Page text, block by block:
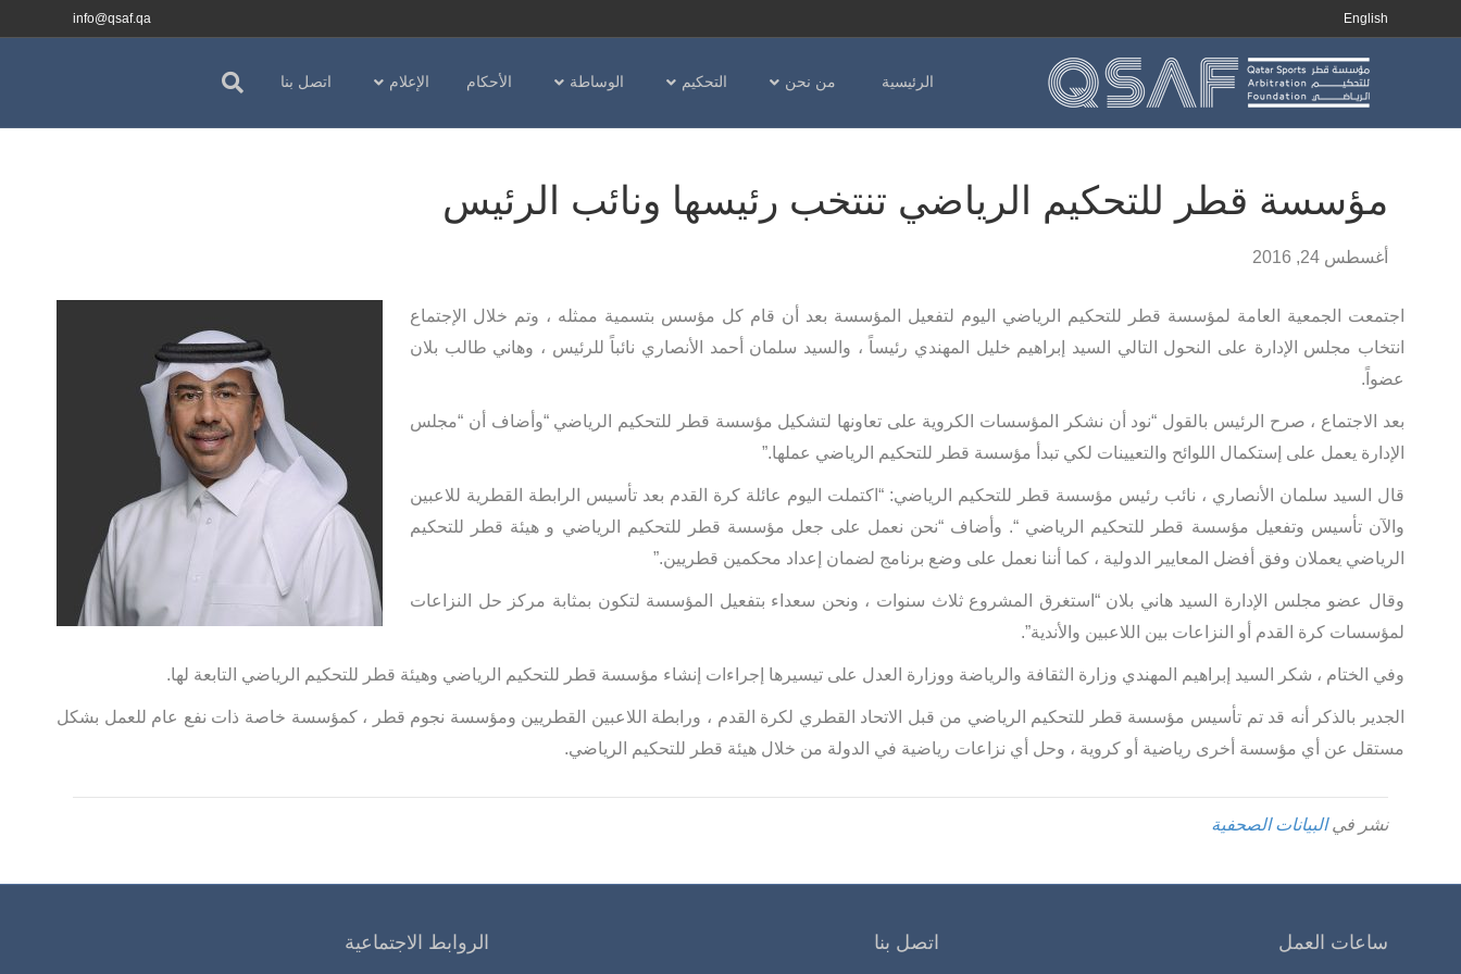
info@qsaf.qa English
الرئيسية من نحن التحكيم الوساطة الأحكام الإعلام اتصل بنا
مؤسسة قطر للتحكيم الرياضي تنتخب رئيسها ونائب الرئيس
أغسطس 24, 2016
اجتمعت الجمعية العامة لمؤسسة قطر للتحكيم الرياضي اليوم لتفعيل المؤسسة بعد أن قام كل مؤسس بتسمية ممثله ، وتم خلال الإجتماع
انتخاب مجلس الإدارة على النحول التالي السيد إبراهيم خليل المهندي رئيساً ، والسيد سلمان أحمد الأنصاري نائباً للرئيس ، وهاني طالب بلان
عضواً.
بعد الاجتماع ، صرح الرئيس بالقول “نود أن نشكر المؤسسات الكروية على تعاونها لتشكيل مؤسسة قطر للتحكيم الرياضي “وأضاف أن “مجلس
الإدارة يعمل على إستكمال اللوائح والتعيينات لكي تبدأ مؤسسة قطر للتحكيم الرياضي عملها.”
قال السيد سلمان الأنصاري ، نائب رئيس مؤسسة قطر للتحكيم الرياضي: “اكتملت اليوم عائلة كرة القدم بعد تأسيس الرابطة القطرية للاعبين
والآن تأسيس وتفعيل مؤسسة قطر للتحكيم الرياضي “. وأضاف “نحن نعمل على جعل مؤسسة قطر للتحكيم الرياضي و هيئة قطر للتحكيم
الرياضي يعملان وفق أفضل المعايير الدولية ، كما أننا نعمل على وضع برنامج لضمان إعداد محكمين قطريين.”
وقال عضو مجلس الإدارة السيد هاني بلان “استغرق المشروع ثلاث سنوات ، ونحن سعداء بتفعيل المؤسسة لتكون بمثابة مركز حل النزاعات
لمؤسسات كرة القدم أو النزاعات بين اللاعبين والأندية”.
وفي الختام ، شكر السيد إبراهيم المهندي وزارة الثقافة والرياضة ووزارة العدل على تيسيرها إجراءات إنشاء مؤسسة قطر للتحكيم الرياضي وهيئة قطر للتحكيم الرياضي التابعة لها.
الجدير بالذكر أنه قد تم تأسيس مؤسسة قطر للتحكيم الرياضي من قبل الاتحاد القطري لكرة القدم ، ورابطة اللاعبين القطريين ومؤسسة نجوم قطر ، كمؤسسة خاصة ذات نفع عام للعمل بشكل
مستقل عن أي مؤسسة أخرى رياضية أو كروية ، وحل أي نزاعات رياضية في الدولة من خلال هيئة قطر للتحكيم الرياضي.
نشر فيالبيانات الصحفية
الروابط الاجتماعية اتصل بنا ساعات العمل